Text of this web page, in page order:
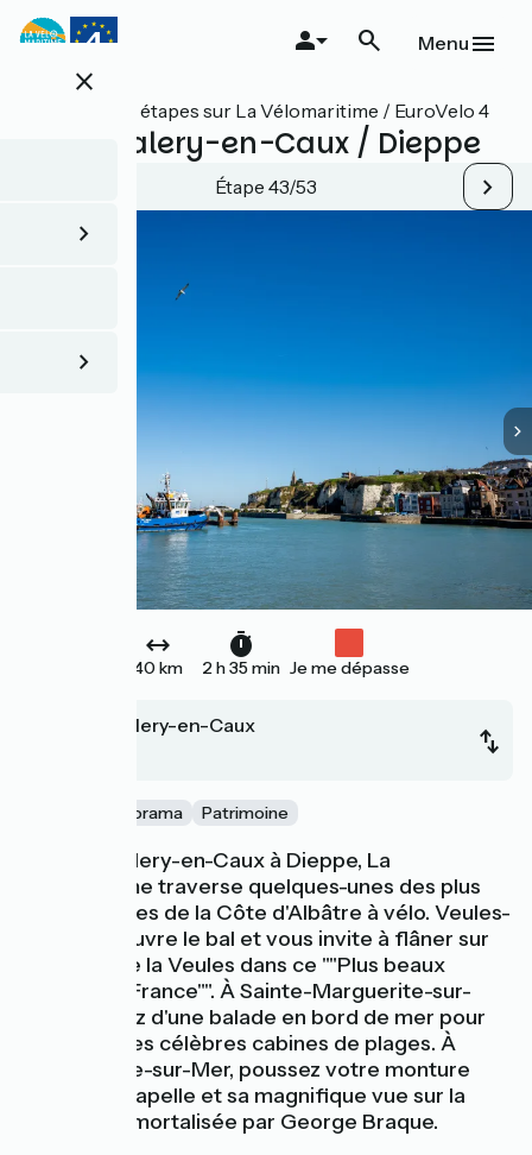
Aller
au
principalclose
Menu
Toutes les étapes sur La Vélomaritime / EuroVelo 4
Saint-Valery-en-Caux / Dieppe
Étape 43/53
40 km 2 h 35 min Je me dépasse
Saint-Valery-en-Caux
Panorama Patrimoine
De Saint-Valery-en-Caux à Dieppe, La
Vélomaritime traverse quelques-unes des plus
belles pépites de la Côte d'Albâtre à vélo. Veules-
les-Roses ouvre le bal et vous invite à flâner sur
les bords de la Veules dans ce ""Plus beaux
villages de France"". À Sainte-Marguerite-sur-
Mer, profitez d'une balade en bord de mer pour
découvrir ses célèbres cabines de plages. À
Varengeville-sur-Mer, poussez votre monture
jusqu'à la chapelle et sa magnifique vue sur la
Manche, immortalisée par George Braque.